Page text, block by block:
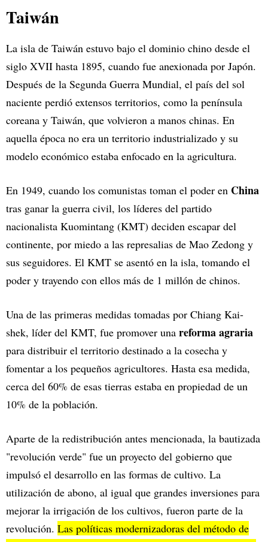
Taiwán
La isla de Taiwán estuvo bajo el dominio chino desde el
siglo XVII hasta 1895, cuando fue anexionada por Japón.
Después de la Segunda Guerra Mundial, el país del sol
naciente perdió extensos territorios, como la península
coreana y Taiwán, que volvieron a manos chinas. En
aquella época no era un territorio industrializado y su
modelo económico estaba enfocado en la agricultura.
En 1949, cuando los comunistas toman el poder en China
tras ganar la guerra civil, los líderes del partido
nacionalista Kuomintang (KMT) deciden escapar del
continente, por miedo a las represalias de Mao Zedong y
sus seguidores. El KMT se asentó en la isla, tomando el
poder y trayendo con ellos más de 1 millón de chinos.
Una de las primeras medidas tomadas por Chiang Kai-
shek, líder del KMT, fue promover una reforma agraria
para distribuir el territorio destinado a la cosecha y
fomentar a los pequeños agricultores. Hasta esa medida,
cerca del 60% de esas tierras estaba en propiedad de un
10% de la población.
Aparte de la redistribución antes mencionada, la bautizada
"revolución verde" fue un proyecto del gobierno que
impulsó el desarrollo en las formas de cultivo. La
utilización de abono, al igual que grandes inversiones para
mejorar la irrigación de los cultivos, fueron parte de la
revolución. Las políticas modernizadoras del método de